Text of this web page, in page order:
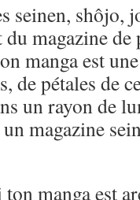
seinen, shôjo,
magazine
manga est
de pétales de
un rayon de
magazine
ton manga est